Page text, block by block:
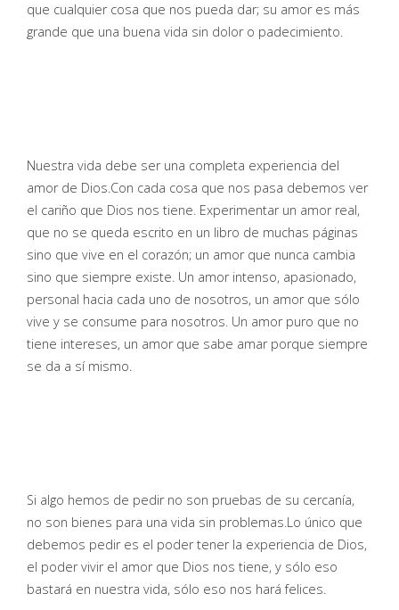
que cualquier cosa que nos pueda dar; su amor es más
grande que una buena vida sin dolor o padecimiento.
Nuestra vida debe ser una completa experiencia del
amor de Dios.Con cada cosa que nos pasa debemos ver
el cariño que Dios nos tiene. Experimentar un amor real,
que no se queda escrito en un libro de muchas páginas
sino que vive en el corazón; un amor que nunca cambia
sino que siempre existe. Un amor intenso, apasionado,
personal hacia cada uno de nosotros, un amor que sólo
vive y se consume para nosotros. Un amor puro que no
tiene intereses, un amor que sabe amar porque siempre
se da a sí mismo.
Si algo hemos de pedir no son pruebas de su cercanía,
no son bienes para una vida sin problemas.Lo único que
debemos pedir es el poder tener la experiencia de Dios,
el poder vivir el amor que Dios nos tiene, y sólo eso
bastará en nuestra vida, sólo eso nos hará felices.